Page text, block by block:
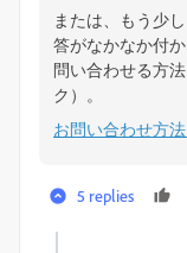
または、もう少
答がなかなか付
問い合わせる方
ク）。
お問い合わせ方
5 replies